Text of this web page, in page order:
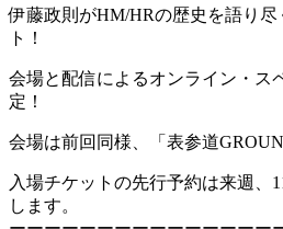
伊藤政則がHM/HRの歴史を語り
ト！
会場と配信によるオンライン・ス
定！
会場は前回同様、「表参道
入場チケットの先行予約は来週、
します。